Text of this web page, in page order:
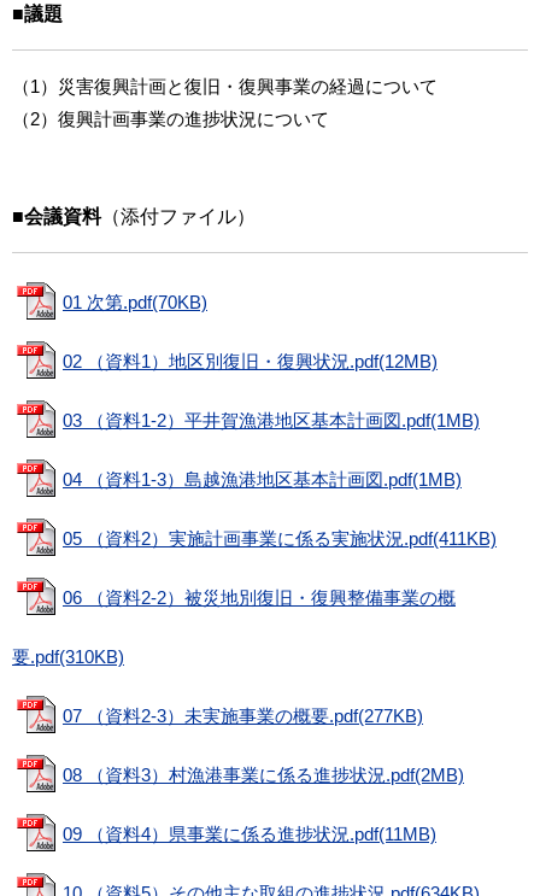
■議題
（1）災害復興計画と復旧・復興事業の経過について
（2）復興計画事業の進捗状況について
■会議資料（添付ファイル）
01 次第.pdf(70KB)
02 （資料1）地区別復旧・復興状況.pdf(12MB)
03 （資料1-2）平井賀漁港地区基本計画図.pdf(1MB)
04 （資料1-3）島越漁港地区基本計画図.pdf(1MB)
05 （資料2）実施計画事業に係る実施状況.pdf(411KB)
06 （資料2-2）被災地別復旧・復興整備事業の概
要.pdf(310KB)
07 （資料2-3）未実施事業の概要.pdf(277KB)
08 （資料3）村漁港事業に係る進捗状況.pdf(2MB)
09 （資料4）県事業に係る進捗状況.pdf(11MB)